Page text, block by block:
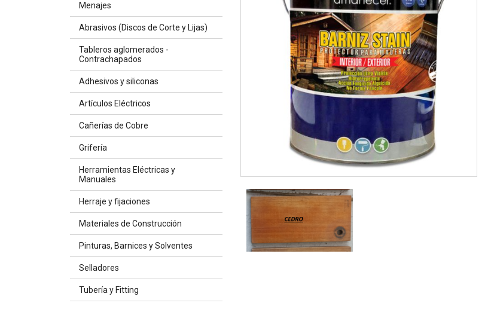
Menajes
Abrasivos (Discos de Corte y Lijas)
Tableros aglomerados -
Contrachapados
Adhesivos y siliconas
Artículos Eléctricos
Cañerías de Cobre
Grifería
Herramientas Eléctricas y
Manuales
Herraje y fijaciones
Materiales de Construcción
Pinturas, Barnices y Solventes
Selladores
Tubería y Fitting